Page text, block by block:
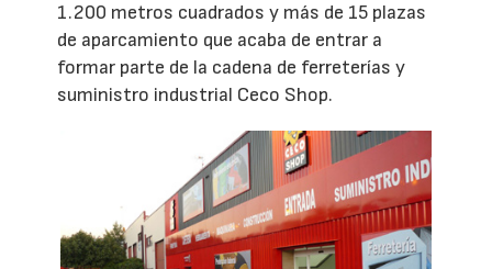
1.200 metros cuadrados y más de 15 plazas
de aparcamiento que acaba de entrar a
formar parte de la cadena de ferreterías y
suministro industrial Ceco Shop.